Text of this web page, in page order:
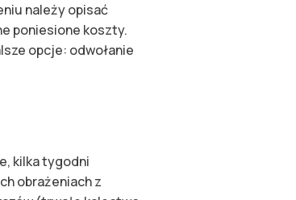
należy opisać
poniesione koszty.
opcje: odwołanie
kilka tygodni
obrażeniach z